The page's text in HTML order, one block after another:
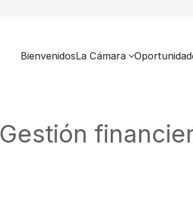
BienvenidosLa Cámara
Gestión